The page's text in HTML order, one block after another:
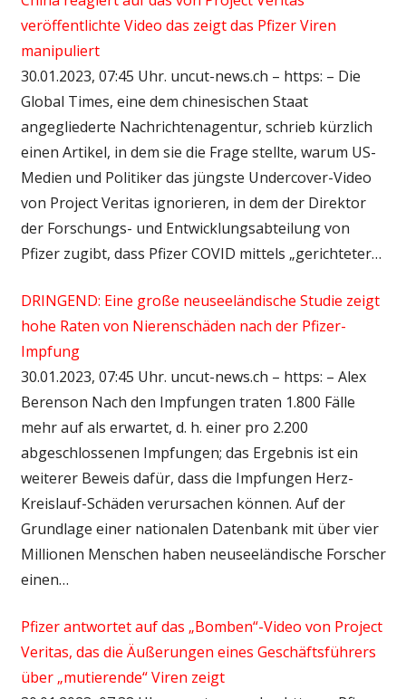
veröffentlichte Video das zeigt das Pfizer Viren
manipuliert
30.01.2023, 07:45 Uhr. uncut-news.ch – https: – Die
Global Times, eine dem chinesischen Staat
angegliederte Nachrichtenagentur, schrieb kürzlich
einen Artikel, in dem sie die Frage stellte, warum US-
Medien und Politiker das jüngste Undercover-Video
von Project Veritas ignorieren, in dem der Direktor
der Forschungs- und Entwicklungsabteilung von
Pfizer zugibt, dass Pfizer COVID mittels „gerichteter…
DRINGEND: Eine große neuseeländische Studie zeigt
hohe Raten von Nierenschäden nach der Pfizer-
Impfung
30.01.2023, 07:45 Uhr. uncut-news.ch – https: – Alex
Berenson Nach den Impfungen traten 1.800 Fälle
mehr auf als erwartet, d. h. einer pro 2.200
abgeschlossenen Impfungen; das Ergebnis ist ein
weiterer Beweis dafür, dass die Impfungen Herz-
Kreislauf-Schäden verursachen können. Auf der
Grundlage einer nationalen Datenbank mit über vier
Millionen Menschen haben neuseeländische Forscher
einen…
Pfizer antwortet auf das „Bomben“-Video von Project
Veritas, das die Äußerungen eines Geschäftsführers
über „mutierende“ Viren zeigt